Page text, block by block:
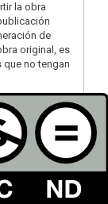
la obra
de
original, es
no tengan